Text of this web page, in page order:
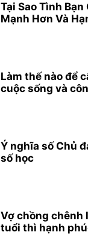
Tại Sao Tình
Mạnh Hơn Và
Làm thế nào để
cuộc sống và
Ý nghĩa số Chủ
số học
Vợ chồng chênh
tuổi thì hạnh